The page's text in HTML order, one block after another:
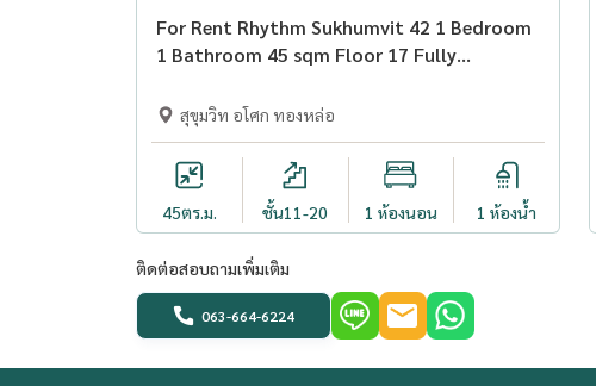
- โถงต้อนรับ
- ห้องไปรษณีย์
- สระว่ายน้ำ (น้ำเกลือ)
- ฟิตเนสเซ็นเตอร์
- สวนผ่อนคลาย
- การเข้าถึงด้วยการใช้บัตรคีย์การ์ด
- ลิฟท์สำหรับผู้โดยสาร
- ที่จอดรถ
- กล้องวงจรปิด
- ระบบรักษาความปลอดภัยตลอด 24 ชั่วโมง
For Rent Rhythm Sukhumvit 42 1 Bedroom
1 Bathroom 45 sqm Floor 17 Fully
สุขุมวิท อโศก ทองหล่อ
45ตร.ม. ชั้น11-20 1 ห้องนอน 1 ห้องน้ำ
ติดต่อสอบถามเพิ่มเติม
063-664-6224